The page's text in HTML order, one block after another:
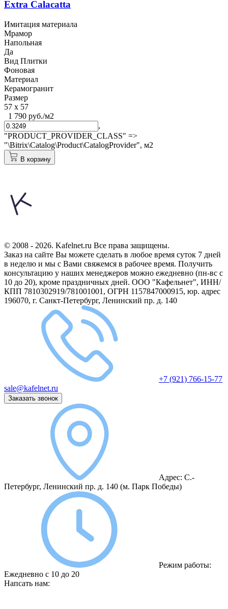
Extra Calacatta
Имитация материала
Мрамор
Напольная
Да
Вид Плитки
Фоновая
Материал
Керамогранит
Размер
57 x 57
1 790 руб./м2
,
"PRODUCT_PROVIDER_CLASS" =>
"\Bitrix\Catalog\Product\CatalogProvider", м2
В корзину
© 2008 - 2026. Kafelnet.ru Все права защищены.
Заказ на сайте Вы можете сделать в любое время суток 7 дней
в неделю и мы с Вами свяжемся в рабочее время. Получить
консультацию у наших менеджеров можно ежедневно (пн-вс с
10 до 20), кроме праздничных дней. ООО "Кафельнет", ИНН/
КПП 7810302919/781001001, ОГРН 1157847000915, юр. адрес
196070, г. Санкт-Петербург, Ленинский пр. д. 140
+7 (921) 766-15-77
sale@kafelnet.ru
Заказать звонок
Адрес: С.-
Петербург, Ленинский пр. д. 140 (м. Парк Победы)
Режим работы:
Ежедневно с 10 до 20
Напсать нам: